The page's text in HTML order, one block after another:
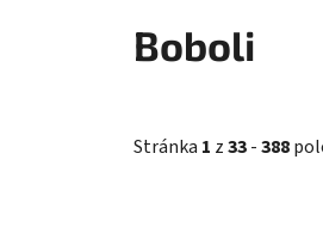
Boboli
Stránka 1 z33-388